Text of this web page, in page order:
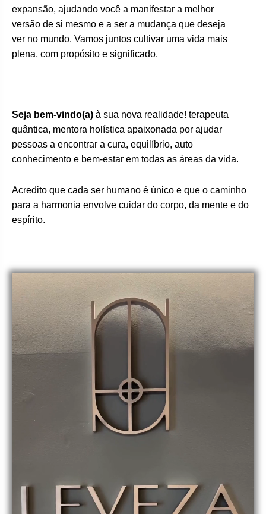
expansão, ajudando você a manifestar a melhor
versão de si mesmo e a ser a mudança que deseja
ver no mundo. Vamos juntos cultivar uma vida mais
plena, com propósito e significado.
Seja bem-vindo(a) à sua nova realidade! terapeuta
quântica, mentora holística apaixonada por ajudar
pessoas a encontrar a cura, equilíbrio, auto
conhecimento e bem-estar em todas as áreas da vida.
Acredito que cada ser humano é único e que o caminho
para a harmonia envolve cuidar do corpo, da mente e do
espírito.